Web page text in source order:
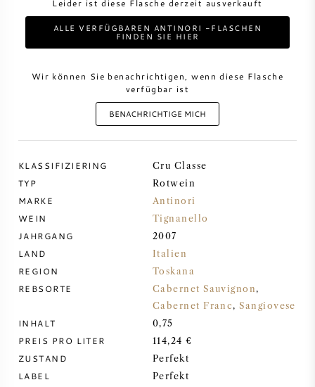
DESSERTWEIN
SYRAH / SHIRAZ
RIESLING
Leider ist diese Flasche derzeit ausverkauft
ALLE VERFÜGBAREN ANTINORI -FLASCHEN
FINDEN SIE HIER
Wir können Sie benachrichtigen, wenn diese Flasche
verfügbar ist
BENACHRICHTIGE MICH
KLASSIFIZIERING Cru Classe
TYP Rotwein
MARKE Antinori
WEIN Tignanello
JAHRGANG 2007
LAND Italien
REGION Toskana
REBSORTE Cabernet Sauvignon,
Cabernet Franc,Sangiovese
INHALT 0,75
PREIS PRO LITER 114,24 €
ZUSTAND Perfekt
LABEL Perfekt